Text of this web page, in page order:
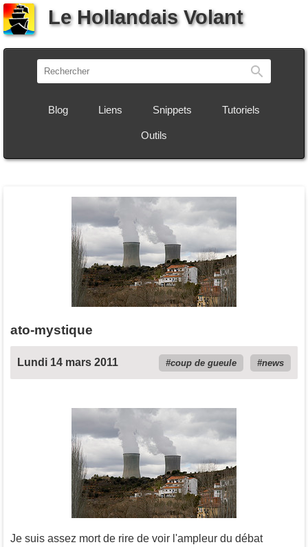
Le Hollandais Volant
Blog Liens Snippets Tutoriels
Outils
ato-mystique
Lundi 14 mars 2011 coup de gueule news
Je suis assez mort de rire de voir l'ampleur du débat